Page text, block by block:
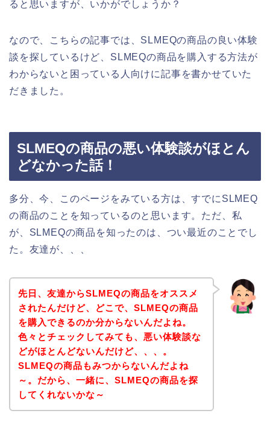
ると思いますが、いかがでしょうか？
なので、こちらの記事では、SLMEQの商品の良い体験
談を探しているけど、SLMEQの商品を購入する方法が
わからないと困っている人向けに記事を書かせていた
だきました。
SLMEQの商品の悪い体験談がほとん
どなかった話！
多分、今、このページをみている方は、すでにSLMEQ
の商品のことを知っているのと思います。ただ、私
が、SLMEQの商品を知ったのは、つい最近のことでし
た。友達が、、、
先日、友達からSLMEQの商品をオススメ
されたんだけど、どこで、SLMEQの商品
を購入できるのか分からないんだよね。
色々とチェックしてみても、悪い体験談な
どがほとんどないんだけど、、、。
SLMEQの商品もみつからないんだよね
～。だから、一緒に、SLMEQの商品を探
してくれないかな～